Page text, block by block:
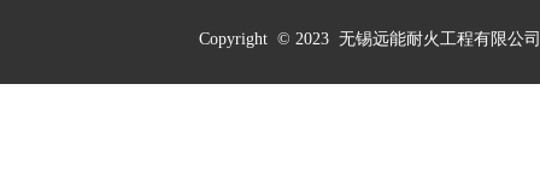
Copyright © 2023 无锡远能耐火工程有限公